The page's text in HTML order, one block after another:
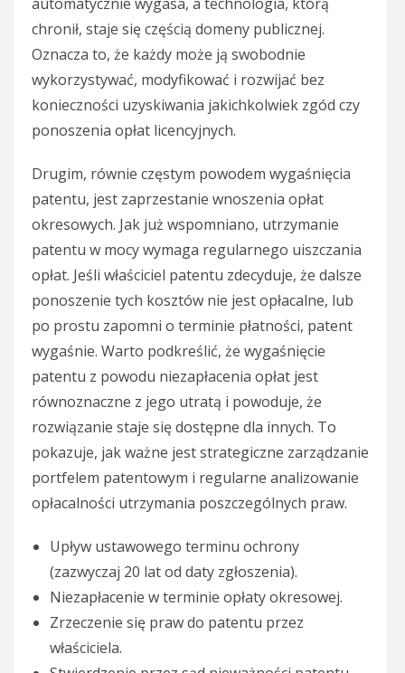
chronił, staje się częścią domeny publicznej.
Oznacza to, że każdy może ją swobodnie
wykorzystywać, modyfikować i rozwijać bez
konieczności uzyskiwania jakichkolwiek zgód czy
ponoszenia opłat licencyjnych.
Drugim, równie częstym powodem wygaśnięcia
patentu, jest zaprzestanie wnoszenia opłat
okresowych. Jak już wspomniano, utrzymanie
patentu w mocy wymaga regularnego uiszczania
opłat. Jeśli właściciel patentu zdecyduje, że dalsze
ponoszenie tych kosztów nie jest opłacalne, lub
po prostu zapomni o terminie płatności, patent
wygaśnie. Warto podkreślić, że wygaśnięcie
patentu z powodu niezapłacenia opłat jest
równoznaczne z jego utratą i powoduje, że
rozwiązanie staje się dostępne dla innych. To
pokazuje, jak ważne jest strategiczne zarządzanie
portfelem patentowym i regularne analizowanie
opłacalności utrzymania poszczególnych praw.
Upływ ustawowego terminu ochrony
(zazwyczaj 20 lat od daty zgłoszenia).
Niezapłacenie w terminie opłaty okresowej.
Zrzeczenie się praw do patentu przez
właściciela.